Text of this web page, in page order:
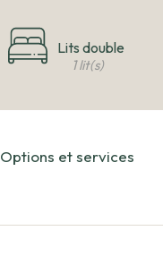
Lits double
1 lit(s)
Options et services